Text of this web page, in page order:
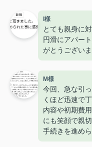
I様
とても親身に
円滑にアパー
がとうございま
M様
今回、急な引
くほど迅速で
内容や初期費
にも笑顔で親
手続きを進めら
おかげで、慌